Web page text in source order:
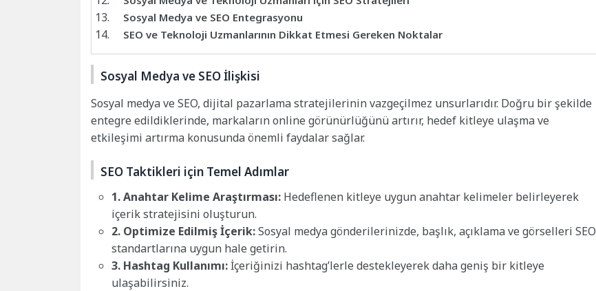
Sosyal Medya ve SEO Entegrasyonu
SEO ve Teknoloji Uzmanlarının Dikkat Etmesi Gereken Noktalar
Sosyal Medya ve SEO İlişkisi
Sosyal medya ve SEO, dijital pazarlama stratejilerinin vazgeçilmez unsurlarıdır. Doğru bir şekilde
entegre edildiklerinde, markaların online görünürlüğünü artırır, hedef kitleye ulaşma ve
etkileşimi artırma konusunda önemli faydalar sağlar.
SEO Taktikleri için Temel Adımlar
1. Anahtar Kelime Araştırması: Hedeflenen kitleye uygun anahtar kelimeler belirleyerek
içerik stratejisini oluşturun.
2. Optimize Edilmiş İçerik:Sosyal medya gönderilerinizde, başlık, açıklama ve görselleri SEO
standartlarına uygun hale getirin.
3. Hashtag Kullanımı:İçeriğinizi hashtag’lerle destekleyerek daha geniş bir kitleye
ulaşabilirsiniz.